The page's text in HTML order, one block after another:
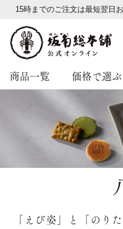
15時までのご注文は最短翌日
商品一覧 価格で選ぶ
「えび姿」と「のり